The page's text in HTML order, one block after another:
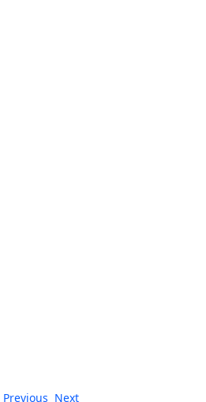
Previous Next